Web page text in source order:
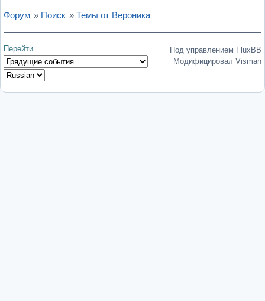
Форум » Поиск » Темы от Вероника
Перейти
Под управлением FluxBB
Модифицировал Visman